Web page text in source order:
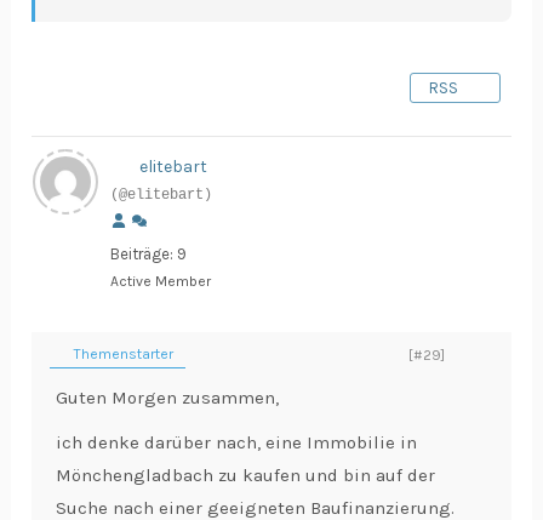
RSS
elitebart
(@elitebart)
Beiträge: 9
Active Member
Themenstarter [#29]
Guten Morgen zusammen,
ich denke darüber nach, eine Immobilie in
Mönchengladbach zu kaufen und bin auf der
Suche nach einer geeigneten Baufinanzierung.